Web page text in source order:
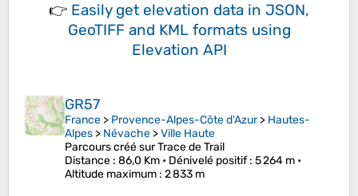
👉 Easily get elevation data in JSON,
GeoTIFF and KML formats using
Elevation API
GR57
France > Provence-Alpes-Côte d'Azur> Hautes-
Alpes > Névache >Ville Haute
Parcours créé sur Trace de Trail
Distance : 86,0 Km • Dénivelé positif: 5 264 m •
Altitude maximum : 2 833 m